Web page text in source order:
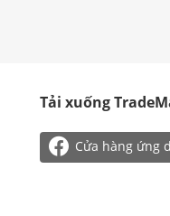
Tải xuống
 Cửa hàng ứng